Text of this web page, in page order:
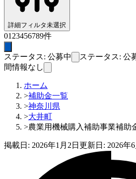
詳細フィルタ未選択
01 23456789件
ステータス: 公募中 ステータス: 公
間情報なし
ホーム
>補助金一覧
>神奈川県
>大井町
>農業用機械購入補助事業補助
掲載日: 2026年1月2日 更新日: 2026年